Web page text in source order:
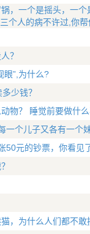
，一个是摇头，一
个人的病不许过,你
？
眼”,为什么?
少钱？
物？ 睡觉前要做什
一个儿子又各有一个
50元的钞票，你看见
，为什么人们都不敢